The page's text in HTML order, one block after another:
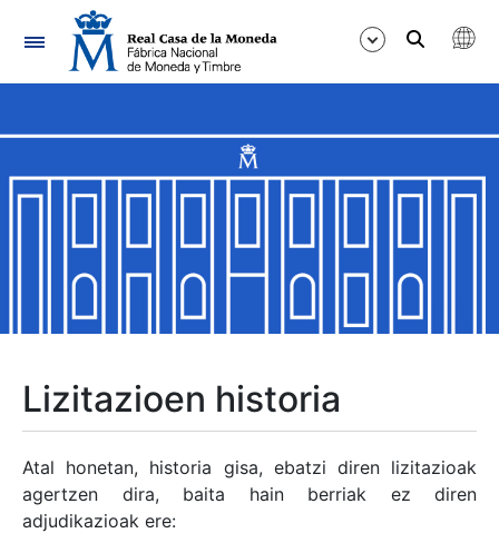
Nabigazioa
Erakutsi/Ezkutatu
Erakutsi/Ezkutatu
Erakutsi/Ezkutatu
Erakutsi/Ezkutatu
Lizitazioen historia
Atal honetan, historia gisa, ebatzi diren lizitazioak
agertzen dira, baita hain berriak ez diren
adjudikazioak ere: